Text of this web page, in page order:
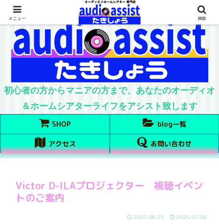
初心者の方からマニアの方まで、あなたのオーディオ
＆ホームシアターライフをアシスト致します
SHOP blog一覧
アクセス お問い合わせ
Victor D-ILAプロジェクター 視聴イベン
トのご案内
2025.06.25 2025.07.08
メニュー 検索